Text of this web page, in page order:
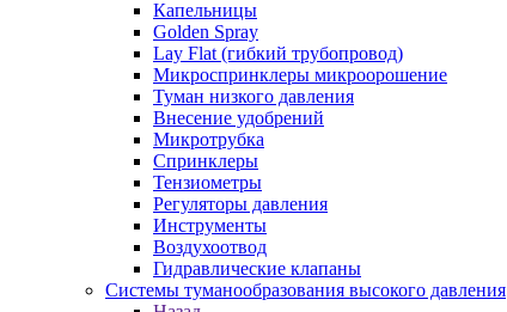
Капельницы
Golden Spray
Lay Flat (гибкий трубопровод)
Микроспринклеры микроорошение
Туман низкого давления
Внесение удобрений
Микротрубка
Спринклеры
Тензиометры
Регуляторы давления
Инструменты
Воздухоотвод
Гидравлические клапаны
Системы туманообразования высокого давления